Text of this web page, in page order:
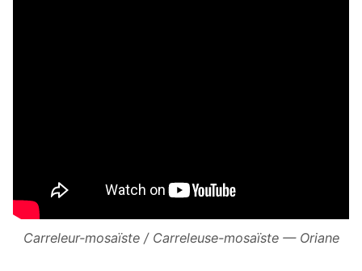
Carreleur-mosaïste / Carreleuse-mosaïste — Oriane